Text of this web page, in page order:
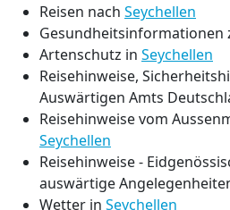
Reisen nach Seychellen
Gesundheitsinformationen
Artenschutz in Seychellen
Reisehinweise,
Auswärtigen Amts
Reisehinweise vom
Seychellen
Reisehinweise -
auswärtige
Wetter in Seychellen